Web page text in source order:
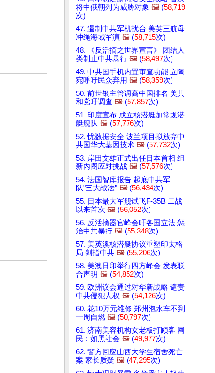
将中俄朝列为威胁对象 🖼️ (58,719
次)
47. 遏制中共军机扰台 美英三航母
冲绳海域军演 🖼️ (58,715次)
48. 《反活摘之世界宣言》 团结人
类制止中共暴行 🖼️ (58,497次)
49. 中共国手机内置审查功能 立陶
宛呼吁民众弃用 🖼️ (58,359次)
50. 前世银主管调高中国排名 美共
和党吁调查 🖼️ (57,857次)
51. 印度宣布 成立核潜艇加常规潜
艇舰队 🖼️ (57,776次)
52. 忧数据安全 波兰项目拟放弃中
共国华大基因技术 🖼️ (57,732次)
53. 岸田文雄正式出任日本首相 组
新内阁应对挑战 🖼️ (57,576次)
54. 法国智库报告 起底中共军
队"三大战法" 🖼️ (56,434次)
55. 日本最大军舰试飞F-35B 二战
以来首次 🖼️ (56,052次)
56. 反活摘器官峰会吁各国立法 惩
治中共暴行 🖼️ (55,348次)
57. 美英澳核潜艇协议重塑印太格
局 剑指中共 🖼️ (55,206次)
58. 美澳日印举行四方峰会 发表联
合声明 🖼️ (54,852次)
59. 欧洲议会通过对华新战略 谴责
中共侵犯人权 🖼️ (54,126次)
60. 花10万元维修 郑州泡水车不到
一周自燃 🖼️ (50,797次)
61. 济南美容机构女老板打顾客 网
民：如黑社会 🖼️ (49,977次)
62. 警方回应山西大学生宿舍死亡
案 家长质疑 🖼️ (47,295次)